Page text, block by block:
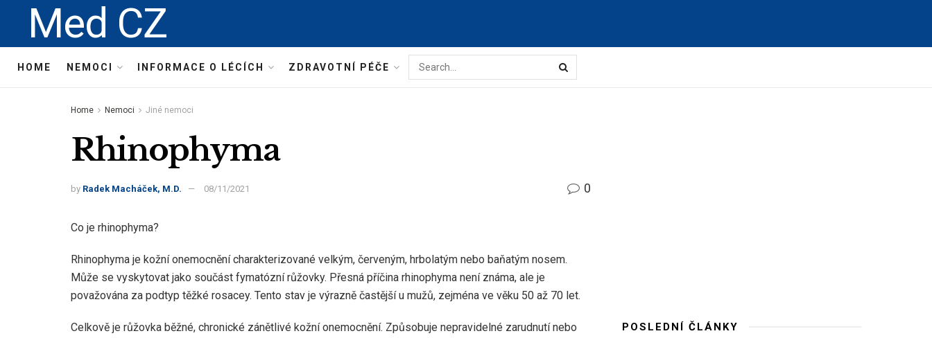
Med CZ
HOME NEMOCI INFORMACE O LÉCÍCH ZDRAVOTNÍ PÉČE
Home Nemoci Jiné nemoci
Rhinophyma
by Radek Macháček, M.D. 08/11/2021 0
Co je rhinophyma?
Rhinophyma je kožní onemocnění charakterizované velkým, červeným, hrbolatým nebo baňatým nosem.
Může se vyskytovat jako součást fymatózní růžovky. Přesná příčina rhinophyma není známa, ale je
považována za podtyp těžké rosacey. Tento stav je výrazně častější u mužů, zejména ve věku 50 až 70 let.
Celkově je růžovka běžné, chronické zánětlivé kožní onemocnění. Způsobuje nepravidelné zarudnutí nebo
POSLEDNÍ ČLÁNKY